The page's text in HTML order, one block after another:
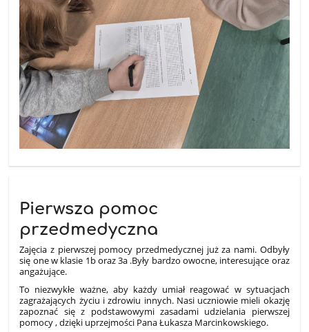
Pierwsza pomoc
przedmedyczna
Zajęcia z pierwszej pomocy przedmedycznej już za nami. Odbyły
się one w klasie 1b oraz 3a .Były bardzo owocne, interesujące oraz
angażujące.
To niezwykłe ważne, aby każdy umiał reagować w sytuacjach
zagrażających życiu i zdrowiu innych. Nasi uczniowie mieli okazję
zapoznać się z podstawowymi zasadami udzielania pierwszej
pomocy , dzięki uprzejmości Pana Łukasza Marcinkowskiego.